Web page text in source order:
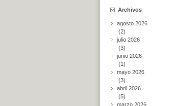
Archivos
agosto 2026
(2)
julio 2026
(3)
junio 2026
(1)
mayo 2026
(3)
abril 2026
(5)
marzo 2026